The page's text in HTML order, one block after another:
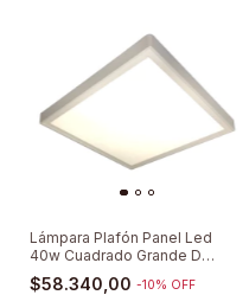
Lámpara Plafón Panel Led
40w Cuadrado Grande D
Techo Lumenac
$58.340,00 -10% OFF